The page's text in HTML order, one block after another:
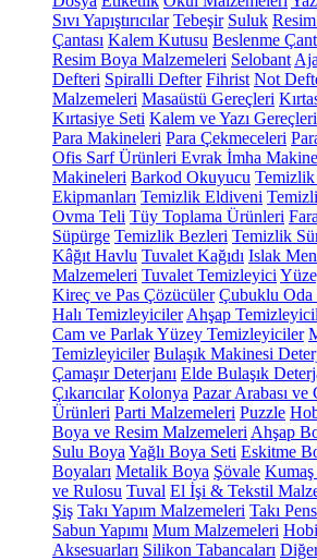
Sıvı Yapıştırıcılar Tebeşir Suluk Resim
Çantası Kalem Kutusu Beslenme
Resim Boya Malzemeleri Selobant
Defteri Spiralli Defter Fihrist Not
Malzemeleri Masaüstü Gereçleri
Kırtasiye Seti Kalem ve Yazı Gereçleri
Para Makineleri Para Çekmeceleri
Ofis Sarf Ürünleri Evrak İmha
Makineleri Barkod Okuyucu
Ekipmanları Temizlik Eldiveni
Ovma Teli Tüy Toplama Ürünleri
Süpürge Temizlik Bezleri Temizlik
Kâğıt Havlu Tuvalet Kağıdı Islak
Malzemeleri Tuvalet Temizleyici
Kireç ve Pas Çözücüler Çubuklu Oda
Halı Temizleyiciler Ahşap
Cam ve Parlak Yüzey Temizleyiciler
Temizleyiciler Bulaşık Makinesi
Çamaşır Deterjanı Elde Bulaşık
Çıkarıcılar Kolonya Pazar Arabası ve
Ürünleri Parti Malzemeleri Puzzle
Boya ve Resim Malzemeleri Ahşap
Sulu Boya Yağlı Boya Seti Eskitme
Boyaları Metalik Boya Şövale Kumaş
ve Rulosu Tuval El İşi & Tekstil
Şiş Takı Yapım Malzemeleri Takı
Sabun Yapımı Mum Malzemeleri
Aksesuarları Silikon Tabancaları